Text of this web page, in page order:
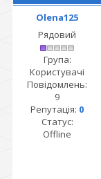
Olena125
Рядовий
Група:
Користувачі
Повідомлень:
9
Репутація: 0
Статус:
Offline